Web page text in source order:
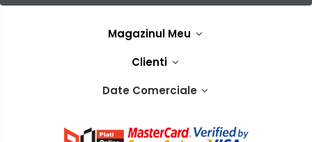
Magazinul Meu
Clienti
Date Comerciale